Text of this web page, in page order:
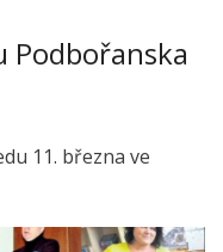
Podbořanska
11. března ve